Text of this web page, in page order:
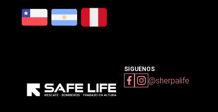
SIGUENOS
@sherpalife